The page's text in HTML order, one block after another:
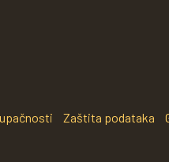
Zaštita podataka